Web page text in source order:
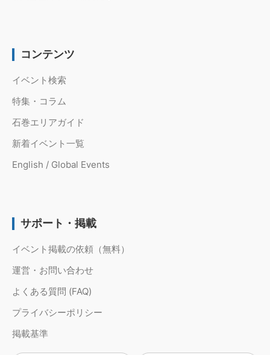
コンテンツ
イベント検索
特集・コラム
石巻エリアガイド
新着イベント一覧
English / Global Events
サポート・掲載
イベント掲載の依頼（無料）
運営・お問い合わせ
よくある質問 (FAQ)
プライバシーポリシー
掲載基準